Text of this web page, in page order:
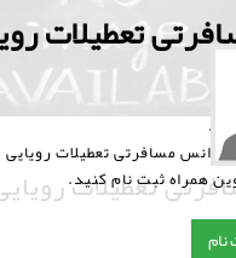
تعطیلات
همراه ثبت نام کنید.
تعطیلات